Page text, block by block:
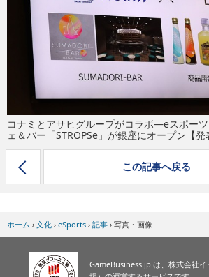
コナミとアサヒグループがコラボ―eスポー
ェ＆バー「STROPSe」が銀座にオープン【発
この記事へ戻る
ホーム › 文化 › eSports › 記事 › 写真・画像
GameBusiness.jp は、株式会社